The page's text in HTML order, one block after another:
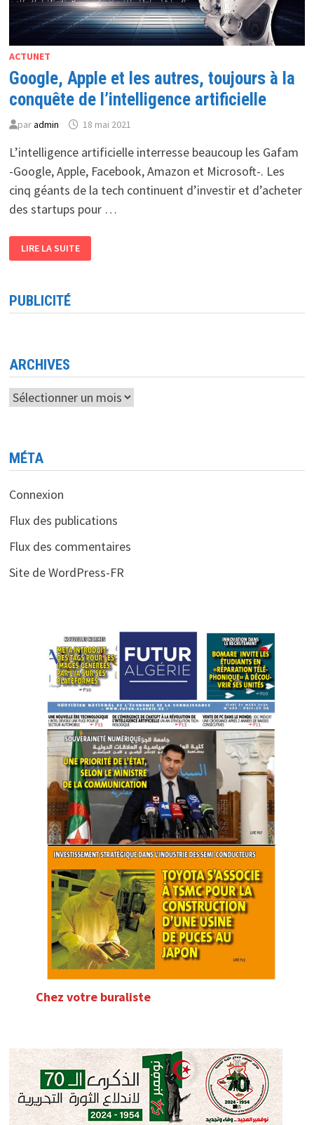
ACTUNET
Google, Apple et les autres, toujours à la
conquête de l’intelligence artificielle
paradmin 18 mai 2021
L’intelligence artificielle interresse beaucoup les Gafam
-Google, Apple, Facebook, Amazon et Microsoft-. Les
cinq géants de la tech continuent d’investir et d’acheter
des startups pour …
APPLE
ET
TOUJOURS
À
LA
LIRE LA SUITE
PUBLICITÉ
ARCHIVES
Archives
MÉTA
Connexion
Flux des publications
Flux des commentaires
Site de WordPress-FR
Chez votre buraliste